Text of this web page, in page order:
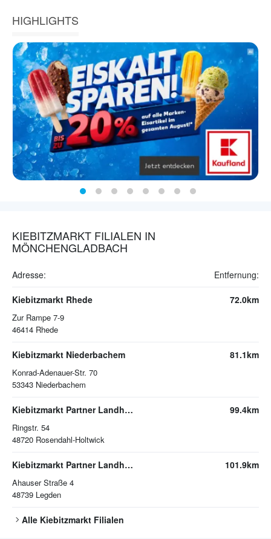
HIGHLIGHTS
KIEBITZMARKT FILIALEN IN
MÖNCHENGLADBACH
Adresse: Entfernung:
Kiebitzmarkt Rhede
Zur Rampe 7-9
46414 Rhede
72.0km
Kiebitzmarkt Niederbachem
Konrad-Adenauer-Str. 70
53343 Niederbachem
81.1km
Kiebitzmarkt Partner Landhandel Niehues
Ringstr. 54
48720 Rosendahl-Holtwick
99.4km
Kiebitzmarkt Partner Landhandel Niehues
Ahauser Straße 4
48739 Legden
101.9km
Alle Kiebitzmarkt Filialen